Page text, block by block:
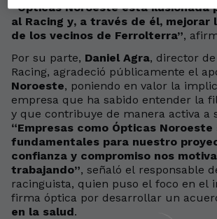
“Ópticas Noroeste está ilusionada
al Racing y, a través de él, mejorar
de los vecinos de Ferrolterra”,
Por su parte, Daniel Agra, director
Racing, agradeció públicamente el
Noroeste, poniendo en valor la
empresa que ha sabido entender la
y que contribuye de manera activa a
“Empresas como Ópticas Noroeste
fundamentales para nuestro
confianza y compromiso nos
trabajando”, señaló el responsable
racinguista, quien puso el foco en el
firma óptica por desarrollar un
en la salud.